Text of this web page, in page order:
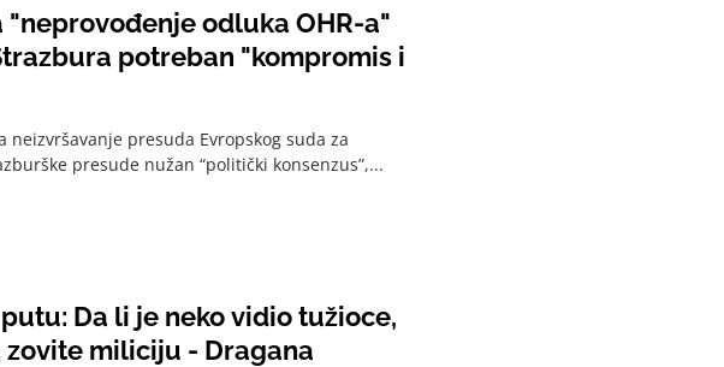
odluka OHR-a"
potreban "kompromis i
neizvršavanje presuda Evropskog suda za
presude nužan “politički konsenzus”,...
Da li je neko vidio tužioce,
miliciju - Dragana